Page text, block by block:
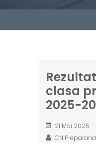
clasa
2025-
21 Mai 2025
CN